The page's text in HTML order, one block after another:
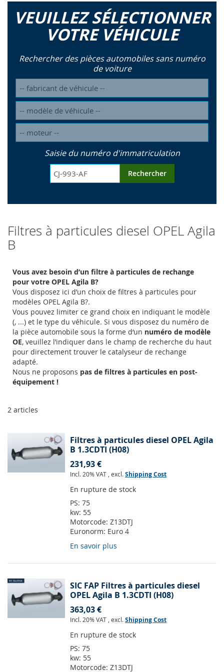
VEUILLEZ SÉLECTIONNER
VOTRE VÉHICULE
Rechercher des pièces automobiles sans numéro
de voiture
Saisie du numéro d'immatriculation
Rechercher
Filtres à particules diesel OPEL Agila
B
Vous avez besoin d’un filtre à particules de rechange
pour votre OPEL Agila B?
Vous disposez ici d’un choix de filtres à particules pour
modèles OPEL Agila B?.
Vous pouvez limiter ce grand choix en indiquant le modèle
(, ...) et le type du véhicule. Si vous disposez du numéro de
la pièce automobile sous la forme d‘un numéro de modèle
OE, veuillez l’indiquer dans le champ de recherche du haut
pour directement trouver le catalyseur de rechange
adapté.
Nous ne proposons pas de filtres à particules en post-
équipement !
2 articles
Filtres à particules diesel OPEL Agila
B 1.3CDTI (H08)
231,93 €
Incl. 20% VAT , excl.Shipping Cost
En rupture de stock
PS: 75
kw: 55
Motorcode: Z13DTJ
Euronorm: Euro 4
En savoir plus
SIC FAP Filtres à particules diesel
OPEL Agila B 1.3CDTI (H08)
363,03 €
Incl. 20% VAT , excl.Shipping Cost
En rupture de stock
PS: 75
kw: 55
Motorcode: Z13DTJ